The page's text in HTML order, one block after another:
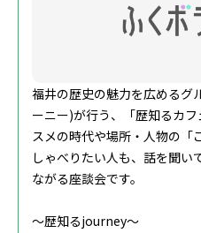
福井の歴史の魅力を広めるグ
ーニー)が行う、「歴知るカ
スメの時代や場所・人物の「
しゃべりたい‌人も、話を聞い
ながる座談会です。
～歴知るjourney～